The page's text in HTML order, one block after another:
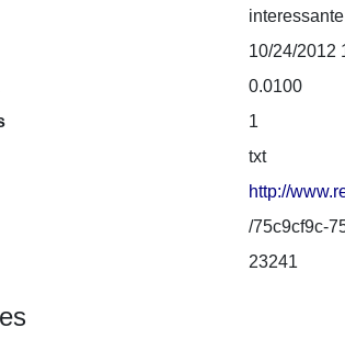
10/24/2012
0.0100
1
txt
http://
/75c9cf9c-
23241